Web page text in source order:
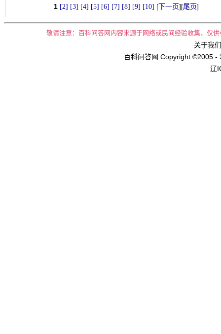
1 [2] [3] [4] [5] [6] [7] [8] [9] [10] [ 下一页][尾页]
敬请注意：百科问答网内容来源于网络或民间经验收集，仅
关于我
百科问答网 Copyright ©2005 -
辽